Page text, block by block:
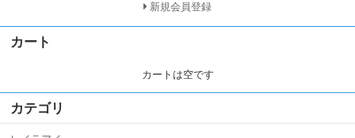
新規会員登録
カート
カートは空です
カテゴリ